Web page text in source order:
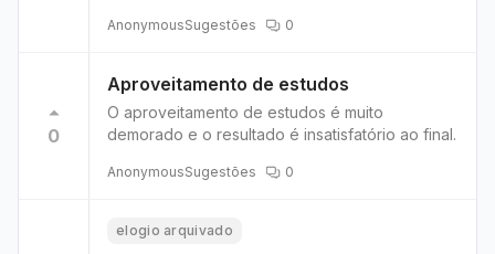
proteção da Administração Pública quanto o
desigualdades sociais e implementar a
igualdade material.
AnonymousSugestões 0
0
Aproveitamento de estudos
O aproveitamento de estudos é muito
demorado e o resultado é insatisfatório ao final.
AnonymousSugestões 0
elogio arquivado